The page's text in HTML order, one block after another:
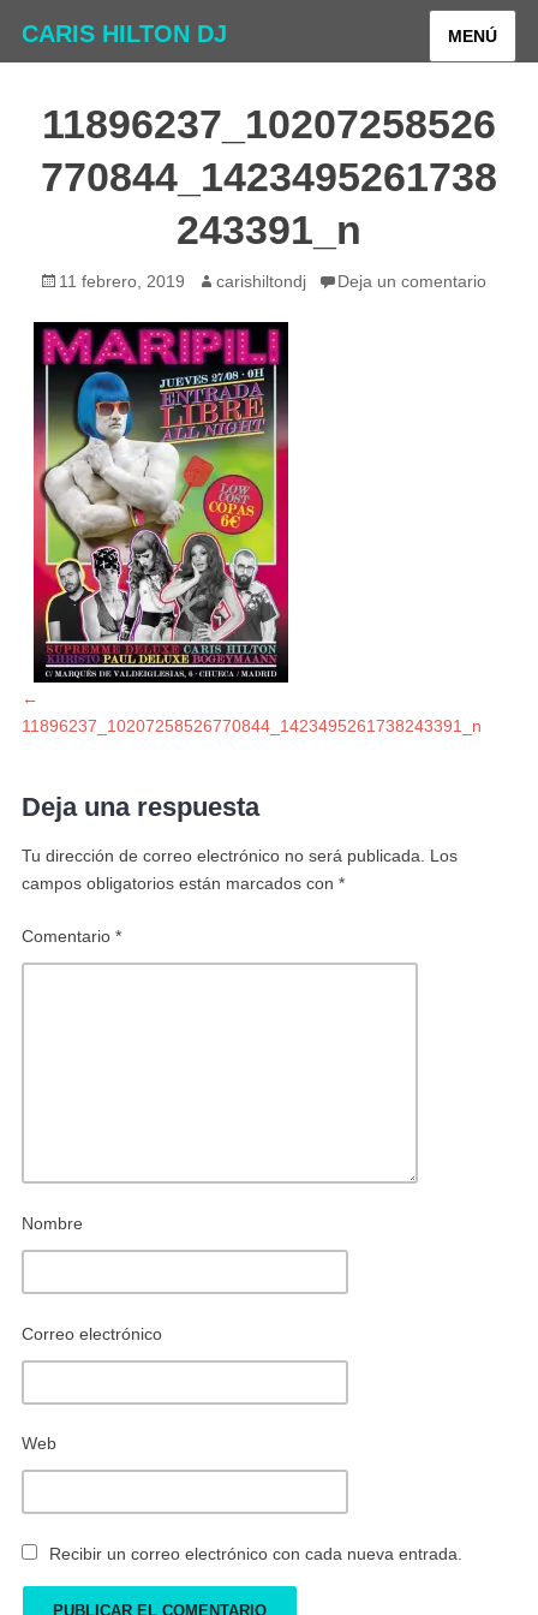
CARIS HILTON DJ MENÚ
11896237_10207258526
770844_1423495261738
243391_n
Publicado
11 febrero, 2019 Autor
carishiltondj Deja un comentario
Navegación
entradas
←
anterior:
11896237_10207258526770844_1423495261738243391_n
Deja una respuesta
Tu dirección de correo electrónico no será publicada.
Los
campos obligatorios están marcados con *
Comentario *
Nombre
Correo electrónico
Web
Recibir un correo electrónico con cada nueva entrada.